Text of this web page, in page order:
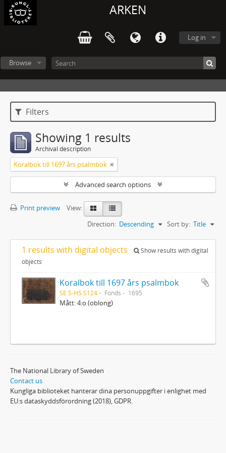
ARKEN
Log in
Browse
Filters
Showing 1 results
Archival description
Koralbok till 1697 års psalmbok
Advanced search options
Print preview
View:
Sort by: Title
Direction: Descending
1 results with digital objects
Show results with digital
objects
Koralbok till 1697 års psalmbok
SE S-HS S124 Fonds 1695
Mått: 4:o (oblong)
The National Library of Sweden
Contact us
Kungliga biblioteket hanterar dina personuppgifter i enlighet med
EU:s dataskyddsförordning (2018), GDPR.